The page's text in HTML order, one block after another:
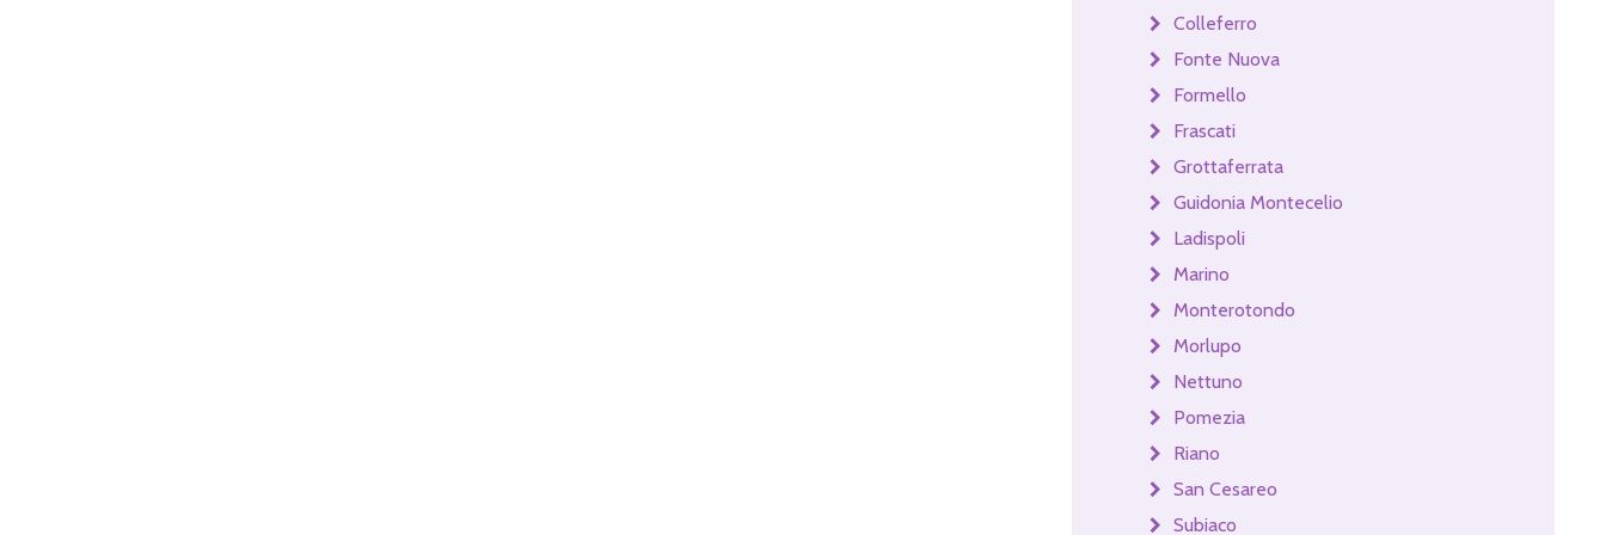
Colleferro
Fonte Nuova
Formello
Frascati
Grottaferrata
Guidonia Montecelio
Ladispoli
Marino
Monterotondo
Morlupo
Nettuno
Pomezia
Riano
San Cesareo
Subiaco